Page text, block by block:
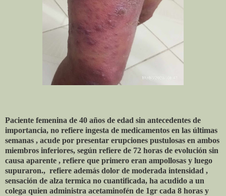
Paciente femenina de 40 años de edad sin antecedentes de
importancia, no refiere ingesta de medicamentos en las últimas
semanas , acude por presentar erupciones pustulosas en ambos
miembros inferiores, según refiere de 72 horas de evolución sin
causa aparente , refiere que primero eran ampollosas y luego
supuraron., refiere además dolor de moderada intensidad ,
sensación de alza termica no cuantificada, ha acudido a un
colega quien administra acetaminofén de 1gr cada 8 horas y